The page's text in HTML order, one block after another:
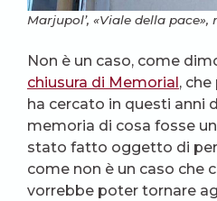
Marjupol’, «Viale della pace»,
Non è un caso, come
chiusura di Memorial,
ha cercato in questi anni
memoria di cosa fosse
stato fatto oggetto di
come non è un caso che
vorrebbe poter tornare